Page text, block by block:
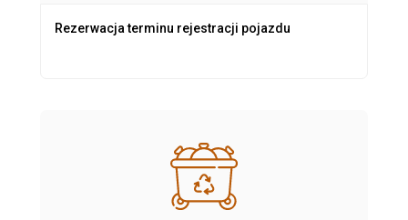
Rezerwacja terminu rejestracji pojazdu